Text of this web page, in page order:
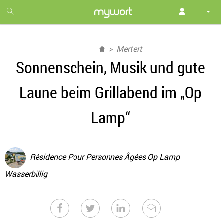
month
free
Mertert
Sonnenschein, Musik und gute
Laune beim Grillabend im „Op
Lamp“
Résidence Pour Personnes Âgées Op Lamp
Wasserbillig